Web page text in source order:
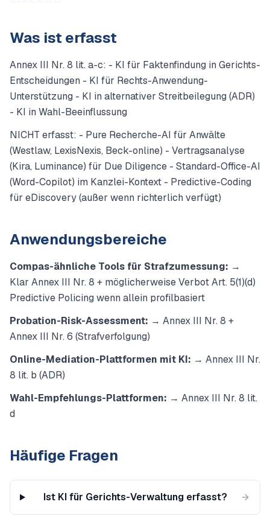
Was ist erfasst
Annex III Nr. 8 lit. a-c: - KI für Faktenfindung in Gerichts-
Entscheidungen - KI für Rechts-Anwendung-
Unterstützung - KI in alternativer Streitbeilegung (ADR)
- KI in Wahl-Beeinflussung
NICHT erfasst: - Pure Recherche-AI für Anwälte
(Westlaw, LexisNexis, Beck-online) - Vertragsanalyse
(Kira, Luminance) für Due Diligence - Standard-Office-AI
(Word-Copilot) im Kanzlei-Kontext - Predictive-Coding
für eDiscovery (außer wenn richterlich verfügt)
Anwendungsbereiche
Compas-ähnliche Tools für Strafzumessung: →
Klar Annex III Nr. 8 + möglicherweise Verbot Art. 5(1)(d)
Predictive Policing wenn allein profilbasiert
Probation-Risk-Assessment: → Annex III Nr. 8 +
Annex III Nr. 6 (Strafverfolgung)
Online-Mediation-Plattformen mit KI: → Annex III Nr.
8 lit. b (ADR)
Wahl-Empfehlungs-Plattformen: → Annex III Nr. 8 lit.
d
Häufige Fragen
Ist KI für Gerichts-Verwaltung erfasst?